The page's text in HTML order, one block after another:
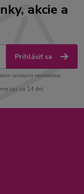
akcie a
Prihlásiť sa
zasielania newslettera.
raz za 14 dní.